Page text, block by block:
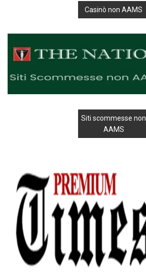
Casinò non AAMS
Siti scommesse non
AAMS